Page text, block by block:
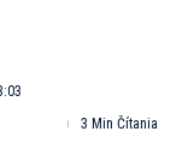
3 Min Čítania